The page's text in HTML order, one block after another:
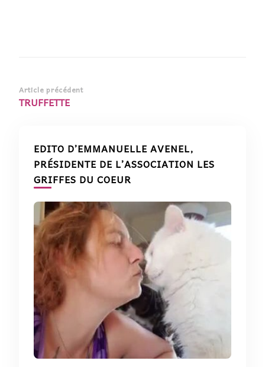
Navigation
d’article
Article précédent
TRUFFETTE
EDITO D’EMMANUELLE AVENEL,
PRÉSIDENTE DE L’ASSOCIATION LES
GRIFFES DU COEUR